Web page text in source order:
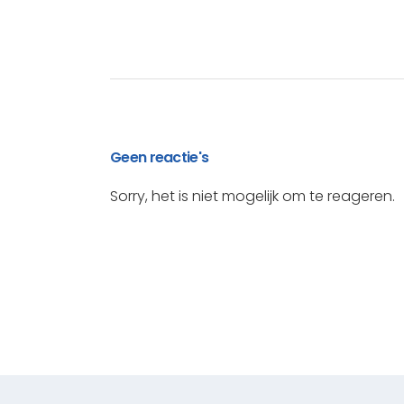
Geen reactie's
Sorry, het is niet mogelijk om te reageren.